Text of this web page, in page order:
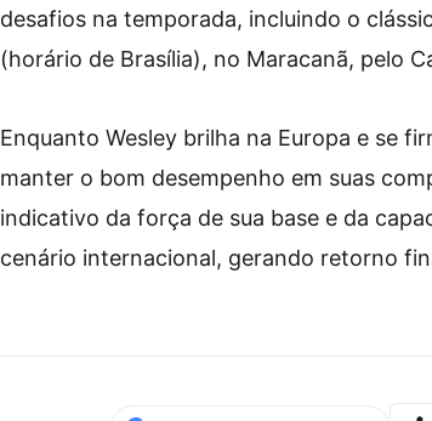
desafios na temporada, incluindo o
(horário de Brasília), no Maracanã, pelo
Enquanto Wesley brilha na Europa e se
manter o bom desempenho em suas
indicativo da força de sua base e da
cenário internacional, gerando retorno